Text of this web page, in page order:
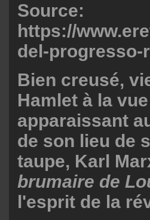
Source:
https://
del-
Bien creusé,
Hamlet à la
apparaissant
de son lieu de
taupe, Karl
brumaire de
l'esprit de la